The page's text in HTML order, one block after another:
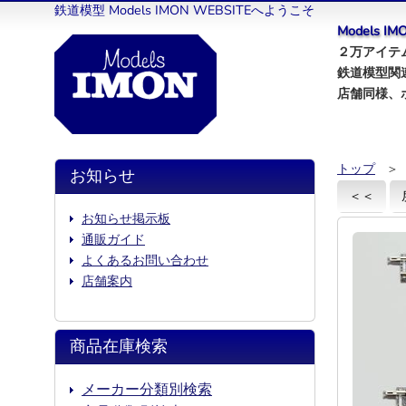
鉄道模型 Models IMON WEBSITEへようこそ
Models
２万アイ
鉄道模型関
店舗同様、
トップ
＞
＜＜
お知らせ
お知らせ掲示板
通販ガイド
よくあるお問い合わせ
店舗案内
商品在庫検索
メーカー分類別検索